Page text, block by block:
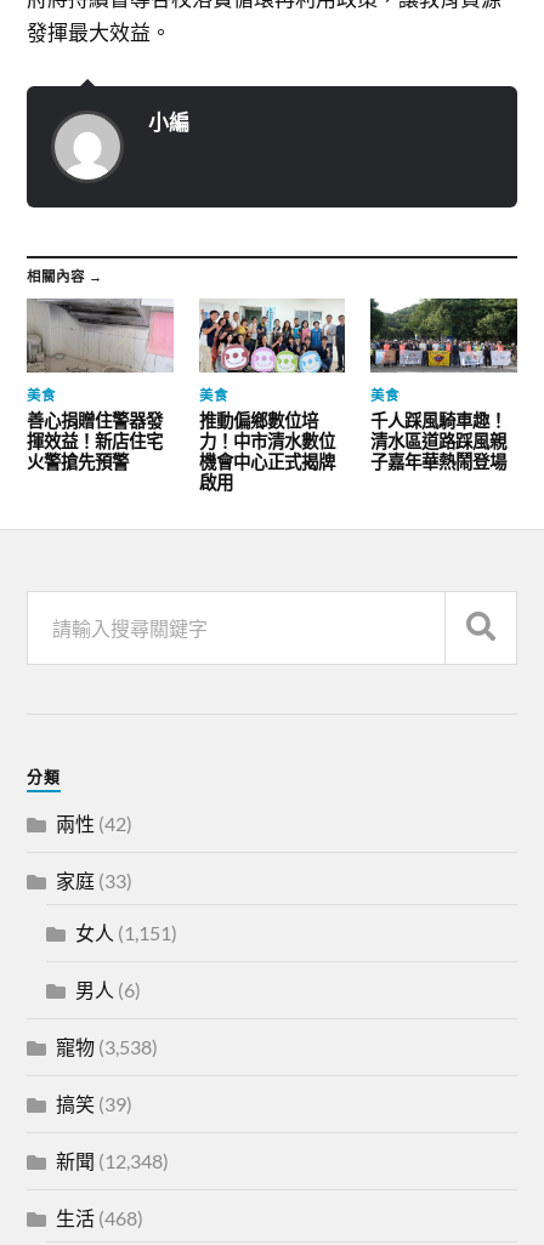
發揮最大效益。
小編
相關內容 →
美食
善心捐贈住警器發
揮效益！新店住宅
火警搶先預警
美食
推動偏鄉數位培
力！中市清水數位
機會中心正式揭牌
啟用
美食
千人踩風騎車趣！
清水區道路踩風親
子嘉年華熱鬧登場
分類
兩性 (42)
家庭 (33)
女人 (1,151)
男人 (6)
寵物 (3,538)
搞笑 (39)
新聞 (12,348)
生活 (468)